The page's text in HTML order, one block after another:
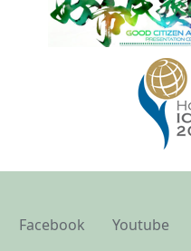
Facebook Youtube